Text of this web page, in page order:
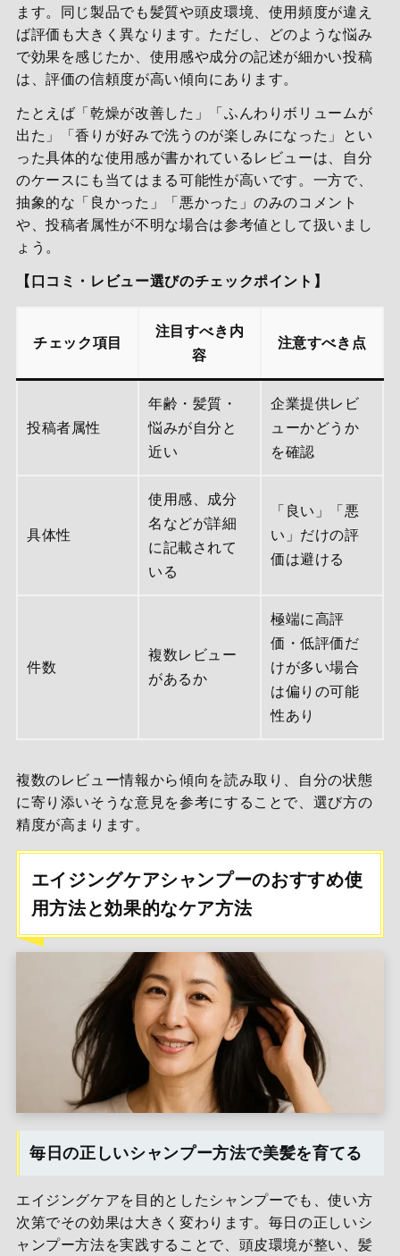
ます。同じ製品でも髪質や頭皮環境、使用頻度が違え
ば評価も大きく異なります。ただし、どのような悩み
で効果を感じたか、使用感や成分の記述が細かい投稿
は、評価の信頼度が高い傾向にあります。
たとえば「乾燥が改善した」「ふんわりボリュームが
出た」「香りが好みで洗うのが楽しみになった」とい
った具体的な使用感が書かれているレビューは、自分
のケースにも当てはまる可能性が高いです。一方で、
抽象的な「良かった」「悪かった」のみのコメント
や、投稿者属性が不明な場合は参考値として扱いまし
ょう。
【口コミ・レビュー選びのチェックポイント】
チェック項目
注目すべき内
容
注意すべき点
投稿者属性
年齢・髪質・
悩みが自分と
近い
企業提供レビ
ューかどうか
を確認
具体性
使用感、成分
名などが詳細
に記載されて
いる
「良い」「悪
い」だけの評
価は避ける
件数
複数レビュー
があるか
極端に高評
価・低評価だ
けが多い場合
は偏りの可能
性あり
複数のレビュー情報から傾向を読み取り、自分の状態
に寄り添いそうな意見を参考にすることで、選び方の
精度が高まります。
エイジングケアシャンプーのおすすめ使
用方法と効果的なケア方法
毎日の正しいシャンプー方法で美髪を育てる
エイジングケアを目的としたシャンプーでも、使い方
次第でその効果は大きく変わります。毎日の正しいシ
ャンプー方法を実践することで、頭皮環境が整い、髪